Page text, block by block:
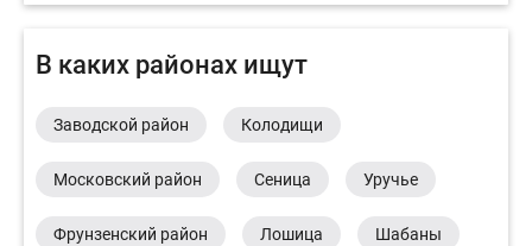
В каких районах ищут
Заводской район Колодищи
Московский район Сеница Уручье
Фрунзенский район Лошица Шабаны